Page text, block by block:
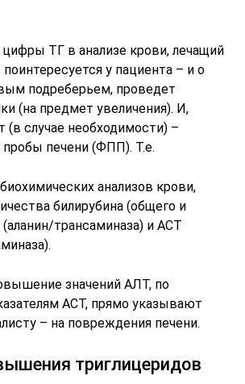
ТГ в анализе крови, лечащий
у пациента – и о
подреберьем, проведет
(на предмет увеличения). И,
(в случае необходимости) –
печени (ФПП). Т.е.
анализов крови,
билирубина (общего и
трансаминаза) и АСТ
значений АЛТ, по
АСТ, прямо указывают
– на повреждения печени.
триглицеридов